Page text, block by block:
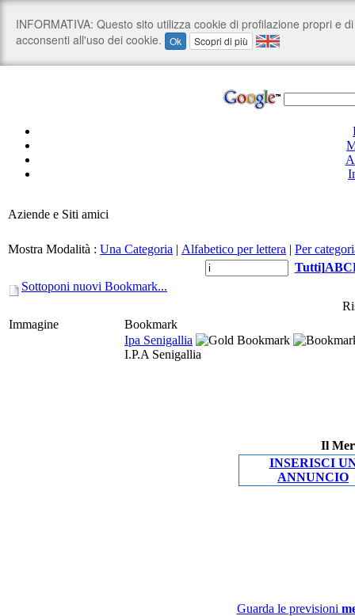
Aziende e Siti amici
Mostra Modalità : Una Categoria | Alfabetico per lettera | Per
Tutti]ABC
Sottoponi nuovi Bookmark...
Immagine
Bookmark
Ipa Senigallia
I.P.A Senigallia
Il
INSERISCI
ANNUNCIO
Guarda le previsioni